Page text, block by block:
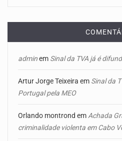
adminem Sinal da TVA já é
Artur Jorge Teixeira em Sinal da
Portugal pela MEO
Orlando montrond em Achada
criminalidade violenta em Cabo